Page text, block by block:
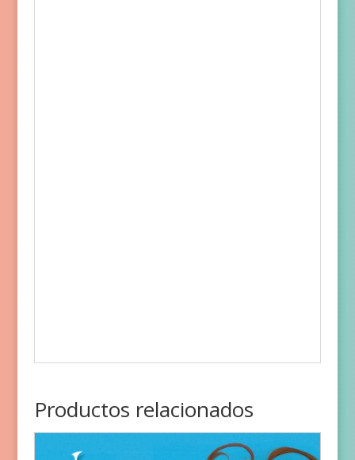
Productos relacionados